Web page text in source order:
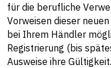
für die berufliche
Vorweisen dieser
bei Ihrem Händler
Registrierung (bis
Ausweise ihre Gültigkeit.